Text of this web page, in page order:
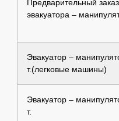
Предварительный заказ
эвакуатора –
Эвакуатор –
т.(легковые машины)
Эвакуатор –
т.